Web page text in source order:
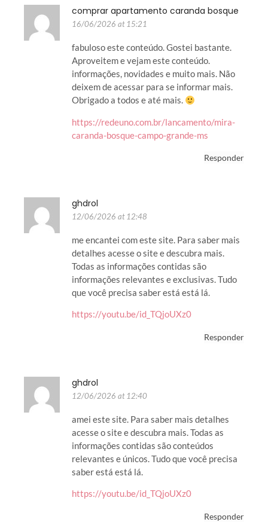
comprar apartamento caranda bosque
16/06/2026 at 15:21
fabuloso este conteúdo. Gostei bastante.
Aproveitem e vejam este conteúdo.
informações, novidades e muito mais. Não
deixem de acessar para se informar mais.
Obrigado a todos e até mais.
https://redeuno.com.br/lancamento/mira-
caranda-bosque-campo-grande-ms
Responder
ghdrol
12/06/2026 at 12:48
me encantei com este site. Para saber mais
detalhes acesse o site e descubra mais.
Todas as informações contidas são
informações relevantes e exclusivas. Tudo
que você precisa saber está está lá.
https://youtu.be/id_TQjoUXz0
Responder
ghdrol
12/06/2026 at 12:40
amei este site. Para saber mais detalhes
acesse o site e descubra mais. Todas as
informações contidas são conteúdos
relevantes e únicos. Tudo que você precisa
saber está está lá.
https://youtu.be/id_TQjoUXz0
Responder